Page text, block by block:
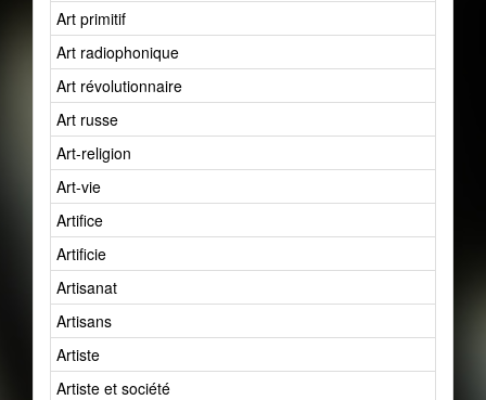
Art primitif
Art radiophonique
Art révolutionnaire
Art russe
Art-religion
Art-vie
Artifice
Artificie
Artisanat
Artisans
Artiste
Artiste et société